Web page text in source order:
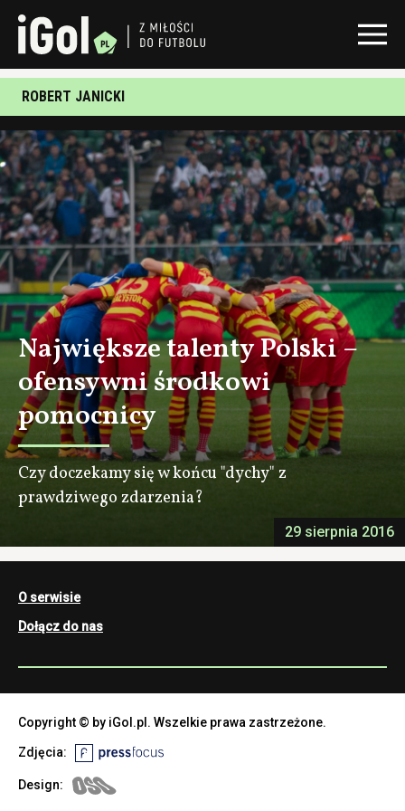
ROBERT JANICKI
29 sierpnia 2016
Największe talenty Polski –
ofensywni środkowi
pomocnicy
Czy doczekamy się w końcu "dychy" z
prawdziwego zdarzenia?
O serwisie
Dołącz do nas
Copyright © by iGol.pl. Wszelkie prawa zastrzeżone.
Zdjęcia:
Design: